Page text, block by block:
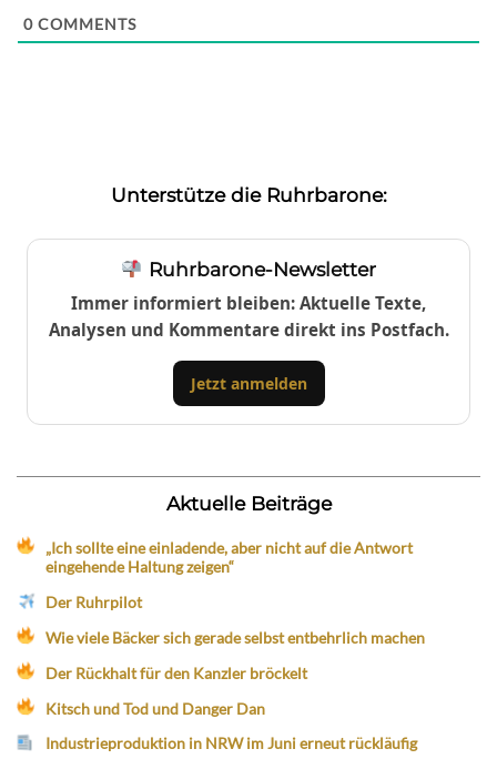
0 COMMENTS
Unterstütze die Ruhrbarone:
Ruhrbarone-Newsletter
Immer informiert bleiben: Aktuelle Texte,
Analysen und Kommentare direkt ins Postfach.
Jetzt anmelden
Aktuelle Beiträge
„Ich sollte eine einladende, aber nicht auf die Antwort
eingehende Haltung zeigen“
Der Ruhrpilot
Wie viele Bäcker sich gerade selbst entbehrlich machen
Der Rückhalt für den Kanzler bröckelt
Kitsch und Tod und Danger Dan
Industrieproduktion in NRW im Juni erneut rückläufig